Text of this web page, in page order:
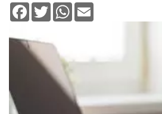
Facebook
TwitterWhatsApp